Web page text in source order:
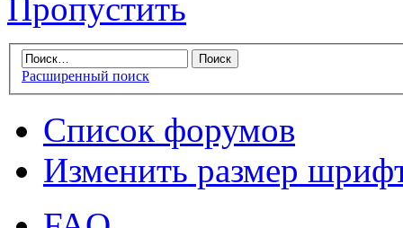
Пропустить
Расширенный поиск
Список форумов
Изменить размер